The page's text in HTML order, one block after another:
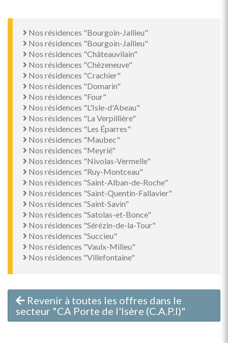
Nos résidences "Bourgoin-Jallieu"
Nos résidences "Bourgoin-Jallieu"
Nos résidences "Châteauvilain"
Nos résidences "Chèzeneuve"
Nos résidences "Crachier"
Nos résidences "Domarin"
Nos résidences "Four"
Nos résidences "L'Isle-d'Abeau"
Nos résidences "La Verpillière"
Nos résidences "Les Éparres"
Nos résidences "Maubec"
Nos résidences "Meyrié"
Nos résidences "Nivolas-Vermelle"
Nos résidences "Ruy-Montceau"
Nos résidences "Saint-Alban-de-Roche"
Nos résidences "Saint-Quentin-Fallavier"
Nos résidences "Saint-Savin"
Nos résidences "Satolas-et-Bonce"
Nos résidences "Sérézin-de-la-Tour"
Nos résidences "Succieu"
Nos résidences "Vaulx-Milieu"
Nos résidences "Villefontaine"
Revenir à toutes les offres dans le
secteur "CA Porte de l'Isère (C.A.P.I)"